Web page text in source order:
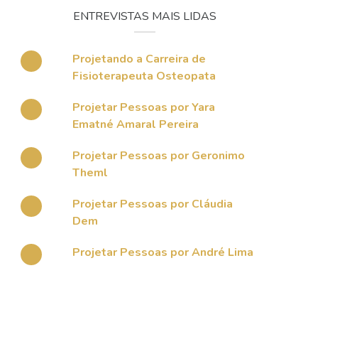
ENTREVISTAS MAIS LIDAS
Projetando a Carreira de
Fisioterapeuta Osteopata
Projetar Pessoas por Yara
Ematné Amaral Pereira
Projetar Pessoas por Geronimo
Theml
Projetar Pessoas por Cláudia
Dem
Projetar Pessoas por André Lima